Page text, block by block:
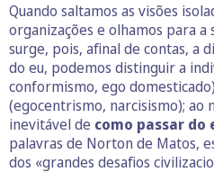
Quando saltamos as visões
organizações e olhamos para a
surge, pois, afinal de contas, a
do eu, podemos distinguir a
conformismo, ego
(egocentrismo, narcisismo); ao
inevitável de como passar do
palavras de Norton de Matos,
dos «grandes desafios